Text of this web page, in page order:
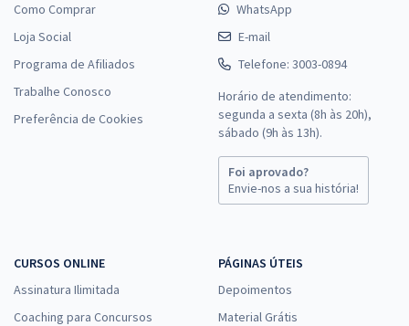
Como Comprar
Loja Social
Programa de Afiliados
Trabalhe Conosco
Preferência de Cookies
WhatsApp
E-mail
Telefone: 3003-0894
Horário de atendimento:
segunda a sexta (8h às 20h),
sábado (9h às 13h).
Foi aprovado?
Envie-nos a sua história!
CURSOS ONLINE
Assinatura Ilimitada
Coaching para Concursos
PÁGINAS ÚTEIS
Depoimentos
Material Grátis